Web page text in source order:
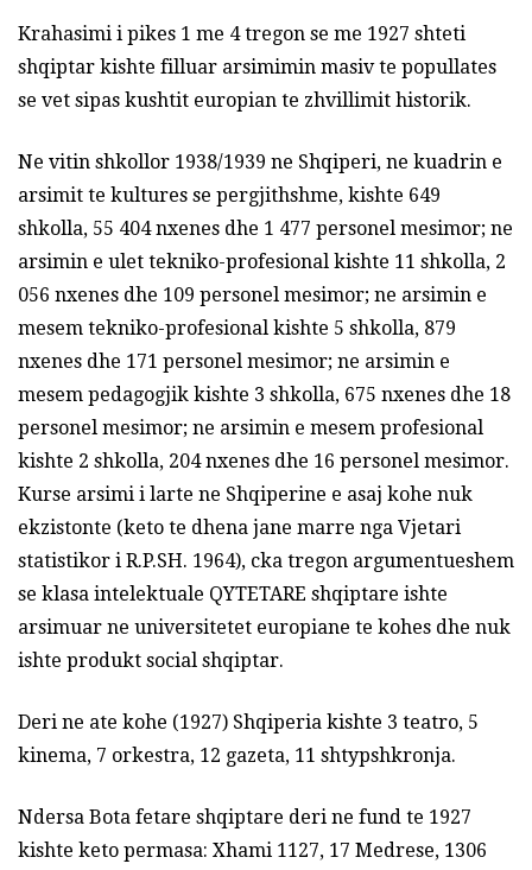
Krahasimi i pikes 1 me 4 tregon se me 1927 shteti
shqiptar kishte filluar arsimimin masiv te popullates
se vet sipas kushtit europian te zhvillimit historik.
Ne vitin shkollor 1938/1939 ne Shqiperi, ne kuadrin e
arsimit te kultures se pergjithshme, kishte 649
shkolla, 55 404 nxenes dhe 1 477 personel mesimor; ne
arsimin e ulet tekniko-profesional kishte 11 shkolla, 2
056 nxenes dhe 109 personel mesimor; ne arsimin e
mesem tekniko-profesional kishte 5 shkolla, 879
nxenes dhe 171 personel mesimor; ne arsimin e
mesem pedagogjik kishte 3 shkolla, 675 nxenes dhe 18
personel mesimor; ne arsimin e mesem profesional
kishte 2 shkolla, 204 nxenes dhe 16 personel mesimor.
Kurse arsimi i larte ne Shqiperine e asaj kohe nuk
ekzistonte (keto te dhena jane marre nga Vjetari
statistikor i R.P.SH. 1964), cka tregon argumentueshem
se klasa intelektuale QYTETARE shqiptare ishte
arsimuar ne universitetet europiane te kohes dhe nuk
ishte produkt social shqiptar.
Deri ne ate kohe (1927) Shqiperia kishte 3 teatro, 5
kinema, 7 orkestra, 12 gazeta, 11 shtypshkronja.
Ndersa Bota fetare shqiptare deri ne fund te 1927
kishte keto permasa: Xhami 1127, 17 Medrese, 1306